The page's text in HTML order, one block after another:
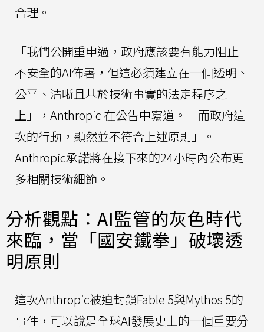
合理。
「我們公開重申過，政府應該要有能力阻止
不安全的AI佈署，但這必須建立在一個透明、
公平、清晰且基於技術事實的法定程序之
上」，Anthropic 在公告中寫道。「而政府這
次的行動，顯然並不符合上述原則」。
Anthropic承諾將在接下來的24小時內公布更
多相關技術細節。
分析觀點：AI監管的灰色時代
來臨，當「國安鐵拳」破壞透
明原則
這次Anthropic被迫封鎖Fable 5與Mythos 5的
事件，可以說是全球AI發展史上的一個重要分